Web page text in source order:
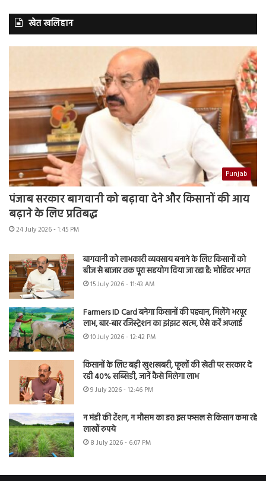
खेत खलिहान
Punjab
पंजाब सरकार बागवानी को बढ़ावा देने और किसानों की आय
बढ़ाने के लिए प्रतिबद्ध
24 July 2026 - 1:45 PM
बागवानी को लाभकारी व्यवसाय बनाने के लिए किसानों को
बीज से बाजार तक पूरा सहयोग दिया जा रहा है: मोहिंदर भगत
15 July 2026 - 11:43 AM
Farmers ID Card बनेगा किसानों की पहचान, मिलेंगे भरपूर
लाभ, बार-बार रजिस्ट्रेशन का झंझट खत्म, ऐसे करें अप्लाई
10 July 2026 - 12:42 PM
किसानों के लिए बड़ी खुशखबरी, फूलों की खेती पर सरकार दे
रही 40% सब्सिडी, जानें कैसे मिलेगा लाभ
9 July 2026 - 12:46 PM
न मंडी की टेंशन, न मौसम का डर! इस फसल से किसान कमा रहे
लाखों रुपये
8 July 2026 - 6:07 PM